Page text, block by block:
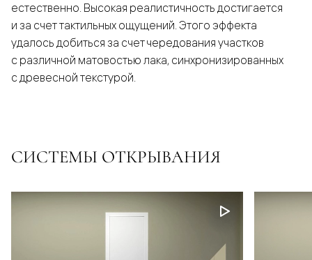
естественно. Высокая реалистичность достигается
и за счет тактильных ощущений. Этого эффекта
удалось добиться за счет чередования участков
с различной матовостью лака, синхронизированных
с древесной текстурой.
СИСТЕМЫ ОТКРЫВАНИЯ